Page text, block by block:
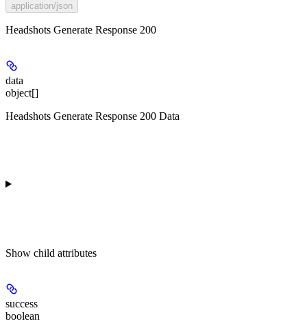
application/json
Headshots Generate Response 200
data
object[]
Headshots Generate Response 200 Data
Show child attributes
success
boolean